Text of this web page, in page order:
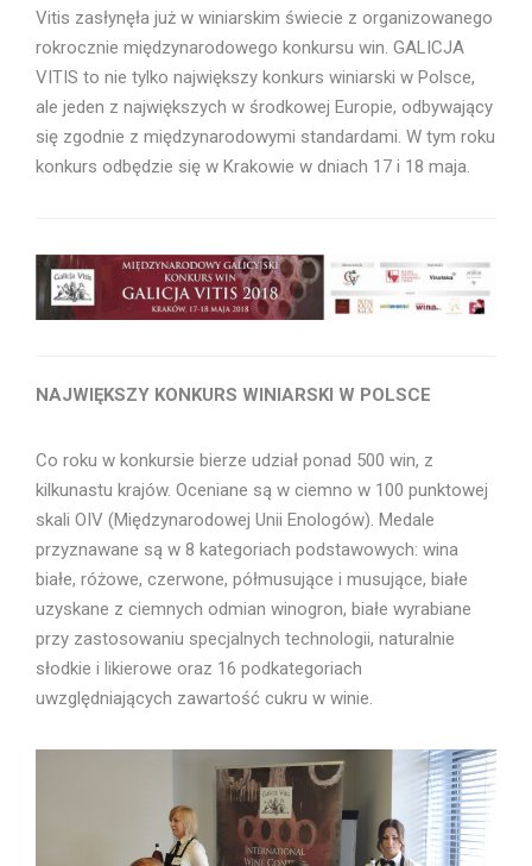
Vitis zasłynęła już w winiarskim świecie z organizowanego
rokrocznie międzynarodowego konkursu win. GALICJA
VITIS to nie tylko największy konkurs winiarski w Polsce,
ale jeden z największych w środkowej Europie, odbywający
się zgodnie z międzynarodowymi standardami. W tym roku
konkurs odbędzie się w Krakowie w dniach 17 i 18 maja.
NAJWIĘKSZY KONKURS WINIARSKI W POLSCE
Co roku w konkursie bierze udział ponad 500 win, z
kilkunastu krajów. Oceniane są w ciemno w 100 punktowej
skali OIV (Międzynarodowej Unii Enologów). Medale
przyznawane są w 8 kategoriach podstawowych: wina
białe, różowe, czerwone, półmusujące i musujące, białe
uzyskane z ciemnych odmian winogron, białe wyrabiane
przy zastosowaniu specjalnych technologii, naturalnie
słodkie i likierowe oraz 16 podkategoriach
uwzględniających zawartość cukru w winie.